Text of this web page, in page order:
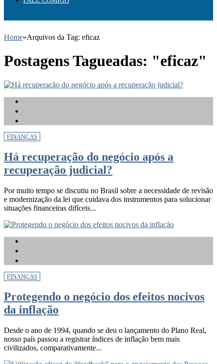
Home»Arquivos da Tag: eficaz
Postagens Tagueadas: "eficaz"
FINANÇAS
Há recuperação do negócio após a
recuperação judicial?
Por muito tempo se discutiu no Brasil sobre a necessidade de revisão
e modernização da lei que cuidava dos instrumentos para solucionar
situações financeiras difíceis...
FINANÇAS
Protegendo o negócio dos efeitos nocivos
da inflação
Desde o ano de 1994, quando se deu o lançamento do Plano Real,
nosso país passou a registrar índices de inflação bem mais
civilizados, comparativamente...